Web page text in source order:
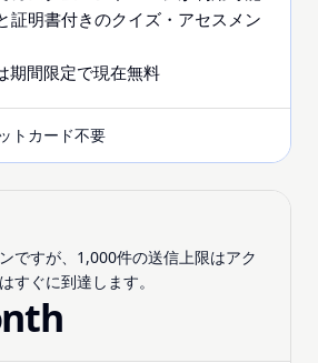
証明書付きのクイズ・アセスメン
期間限定で現在無料
トカード不要
ですが、1,000件の送信上限はアク
すぐに到達します。